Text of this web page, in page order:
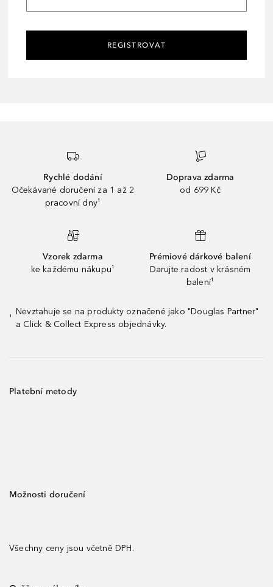
REGISTROVAT
Rychlé dodání
Očekávané doručení za 1 až 2
pracovní dny¹
Doprava zdarma
od 699 Kč
Vzorek zdarma
ke každému nákupu¹
Prémiové dárkové balení
Darujte radost v krásném
balení¹
¹
Nevztahuje se na produkty označené jako "Douglas Partner"
a Click & Collect Express objednávky.
Platební metody
Možnosti doručení
Všechny ceny jsou včetně DPH.